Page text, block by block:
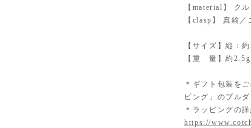
【material】 ク
【clasp】 真鍮
【サイズ】縦：
【重 量】約2.5g
＊ギフト包装を
ピング」のプル
＊ラッピングの
https://